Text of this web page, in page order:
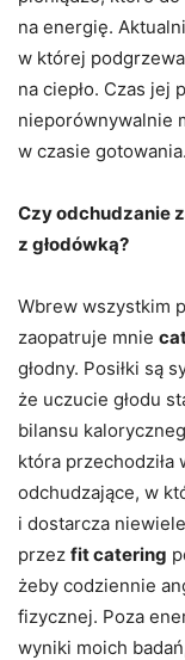
na energię.
w której
na ciepło. Czas jej
nieporównywalnie
w czasie gotowania.
Czy odchudzanie
z głodówką?
Wbrew wszystkim
zaopatruje mnie
głodny. Posiłki są
że uczucie głodu
bilansu
która
odchudzające, w
i dostarcza
przez fit catering
żeby codziennie
fizycznej. Poza
wyniki moich